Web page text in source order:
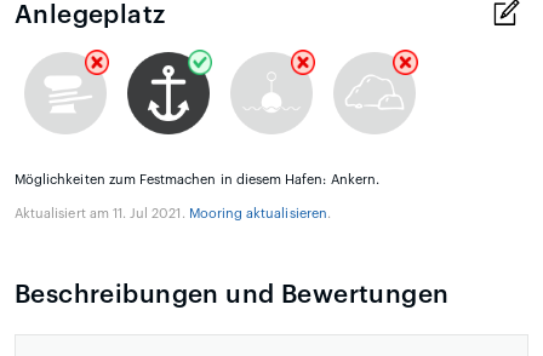
Anlegeplatz
Möglichkeiten zum Festmachen in diesem Hafen: Ankern.
Aktualisiert am 11. Jul 2021. Mooring aktualisieren.
Beschreibungen und Bewertungen